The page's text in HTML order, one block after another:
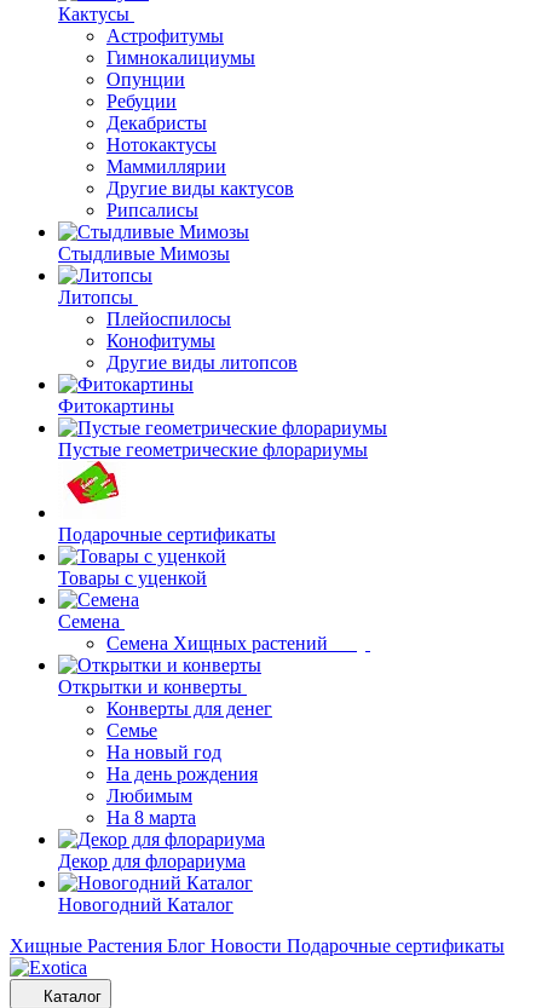
Кактусы
Астрофитумы
Гимнокалициумы
Опунции
Ребуции
Декабристы
Нотокактусы
Маммиллярии
Другие виды кактусов
Рипсалисы
Стыдливые Мимозы
Литопсы
Плейоспилосы
Конофитумы
Другие виды литопсов
Фитокартины
Пустые геометрические флорариумы
Подарочные сертификаты
Товары с уценкой
Семена
Семена Хищных растений
Открытки и конверты
Конверты для денег
Семье
На новый год
На день рождения
Любимым
На 8 марта
Декор для флорариума
Новогодний Каталог
Хищные Растения Блог Новости Подарочные сертификаты
Каталог